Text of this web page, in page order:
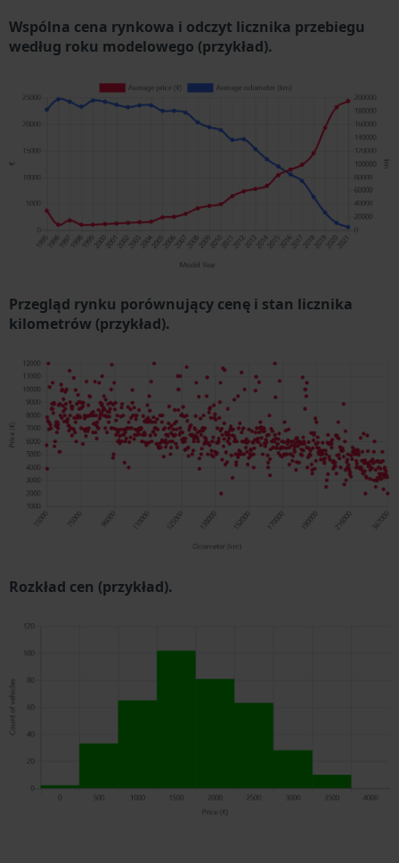
Wspólna cena rynkowa i odczyt licznika przebiegu
według roku modelowego (przykład).
Przegląd rynku porównujący cenę i stan licznika
kilometrów (przykład).
Rozkład cen (przykład).